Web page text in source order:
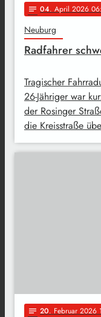
notes 04. April 2026
Neuburg
Radfahrer
Tragischer
26-Jähriger war
der Rosinger
die Kreisstraße
notes 20. Februar 2026